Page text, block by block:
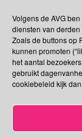
Volgens de AVG
diensten van
Zoals de buttons op
kunnen promoten
het aantal
gebruikt
cookiebeleid kijk
aan citizen
Nederlander
balkon, in het